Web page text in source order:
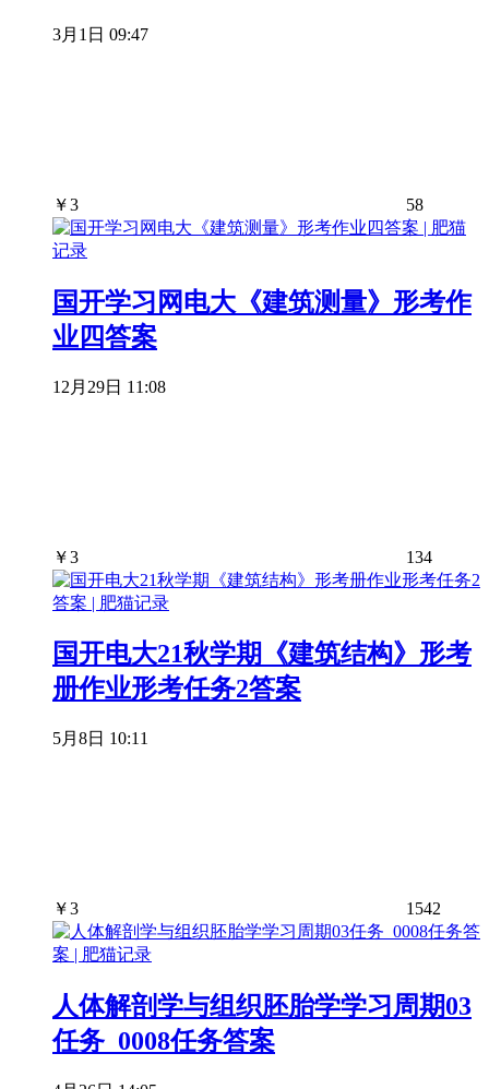
3月1日 09:47
￥3 58
国开学习网电大《建筑测量》形考作
业四答案
12月29日 11:08
￥3 134
国开电大21秋学期《建筑结构》形考
册作业形考任务2答案
5月8日 10:11
￥3 1542
人体解剖学与组织胚胎学学习周期03
任务_0008任务答案